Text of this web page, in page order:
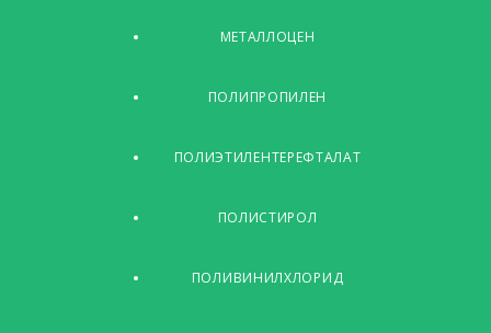
МЕТАЛЛОЦЕН
ПОЛИПРОПИЛЕН
ПОЛИЭТИЛЕНТЕРЕФТАЛАТ
ПОЛИСТИРОЛ
ПОЛИВИНИЛХЛОРИД